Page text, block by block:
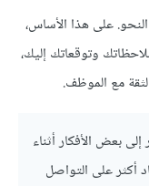
على هذا الأساس،
وتوقعاتك إليك،
مع الموظف.
بعض الأفكار أثناء
أكثر على التواصل